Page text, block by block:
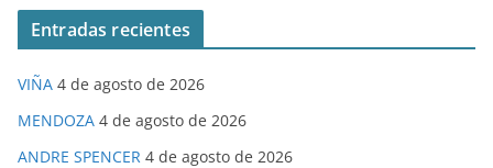
Entradas recientes
VIÑA 4 de agosto de 2026
MENDOZA 4 de agosto de 2026
ANDRE SPENCER 4 de agosto de 2026